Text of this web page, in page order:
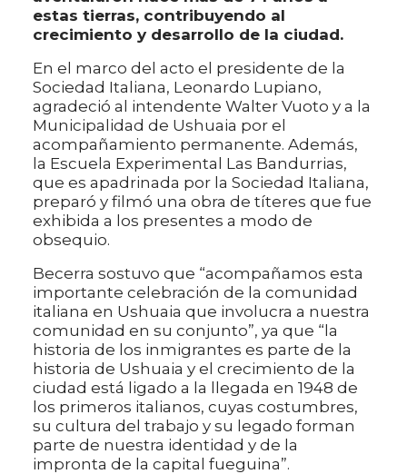
estas tierras, contribuyendo al
crecimiento y desarrollo de la ciudad.
En el marco del acto el presidente de la
Sociedad Italiana, Leonardo Lupiano,
agradeció al intendente Walter Vuoto y a la
Municipalidad de Ushuaia por el
acompañamiento permanente. Además,
la Escuela Experimental Las Bandurrias,
que es apadrinada por la Sociedad Italiana,
preparó y filmó una obra de títeres que fue
exhibida a los presentes a modo de
obsequio.
Becerra sostuvo que “acompañamos esta
importante celebración de la comunidad
italiana en Ushuaia que involucra a nuestra
comunidad en su conjunto”, ya que “la
historia de los inmigrantes es parte de la
historia de Ushuaia y el crecimiento de la
ciudad está ligado a la llegada en 1948 de
los primeros italianos, cuyas costumbres,
su cultura del trabajo y su legado forman
parte de nuestra identidad y de la
impronta de la capital fueguina”.